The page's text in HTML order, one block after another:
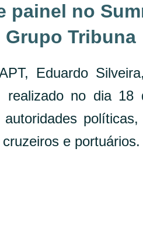
painel no
Tribuna
Eduardo
realizado no dia 18
políticas,
e portuários.